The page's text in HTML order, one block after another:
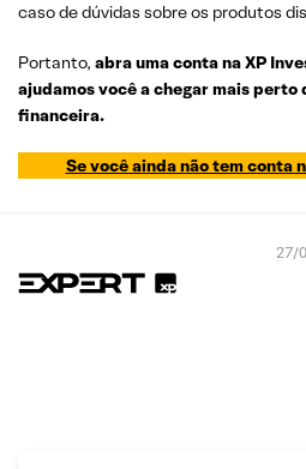
caso de dúvidas sobre os produtos
Portanto, abra uma conta na XP
ajudamos você a chegar mais perto
financeira.
Se você ainda não tem conta
27/